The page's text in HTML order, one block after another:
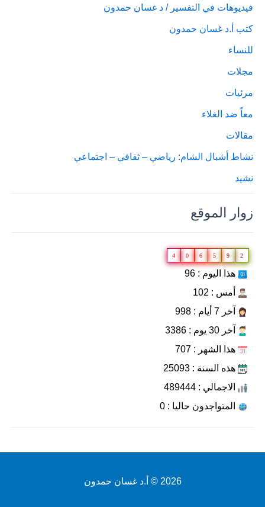
فيديوهات في التفسير / د غسان حمدون
كتب أ.د غسان حمدون
للنساء
مجلات
مرئيات
معاً ضد الغلاء
مقالات
نشاط أشبال الشام: رياضي – ثقافي – اجتماعي
نشيد
زوار الموقع
4 0 6 5 9 2
هذا اليوم : 96
أمس : 102
آخر 7 أيام : 998
آخر 30 يوم : 3386
هذا الشهر : 707
هذه السنة : 25093
الاجمالي : 489444
المتواجدون حاليا : 0
2026 © أ.د غسان حمدون